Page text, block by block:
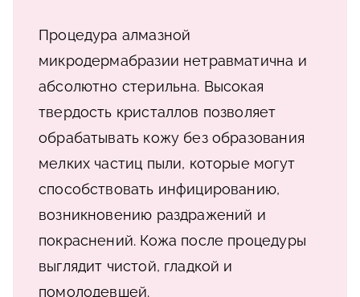
Процедура алмазной
микродермабразии нетравматична и
абсолютно стерильна. Высокая
твердость кристаллов позволяет
обрабатывать кожу без образования
мелких частиц пыли, которые могут
способствовать инфицированию,
возникновению раздражений и
покраснений. Кожа после процедуры
выглядит чистой, гладкой и
помолодевшей.